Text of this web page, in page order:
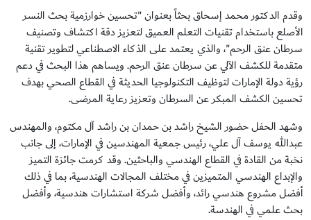
وقدم الدكتور محمد إسحاق بحثاً بعنوان "تحسين خوارزمية بحث النسر
الأصلع باستخدام تقنيات التعلم العميق لتعزيز دقة اكتشاف وتصنيف
سرطان عنق الرحم"، والذي يعتمد على الذكاء الاصطناعي لتطوير تقنية
متقدمة للكشف الآلي عن سرطان عنق الرحم. ويساهم هذا البحث في دعم
رؤية دولة الإمارات لتوظيف التكنولوجيا الحديثة في القطاع الصحي بهدف
تحسين الكشف المبكر عن السرطان وتعزيز رعاية المرضى.
وشهد الحفل حضور الشيخ راشد بن حمدان بن راشد آل مكتوم، والمهندس
عبدالله يوسف آل علي، رئيس جمعية المهندسين في الإمارات، إلى جانب
نخبة من القادة في القطاع الهندسي والباحثين. وقد كرمت جائزة التميز
والإبداع الهندسي المتميزين في مختلف المجالات الهندسية، بما في ذلك
أفضل مشروع هندسي رائد، وأفضل شركة استشارات هندسية، وأفضل
بحث علمي في الهندسة.